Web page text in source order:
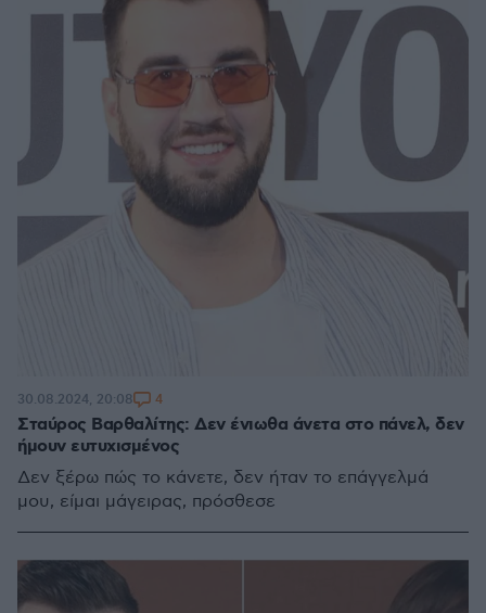
Σταύρος Βαρθαλίτης: Δεν ένιωθα άνετα στο πάνελ, δεν
ήμουν ευτυχισμένος
Δεν ξέρω πώς το κάνετε, δεν ήταν το επάγγελμά
μου, είμαι μάγειρας, πρόσθεσε
30.08.2024, 20:08 4